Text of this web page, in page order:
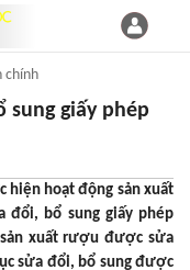
chính
sung giấy phép
hiện hoạt động sản xuất
đổi, bổ sung giấy phép
xuất rượu được sửa
sửa đổi, bổ sung được